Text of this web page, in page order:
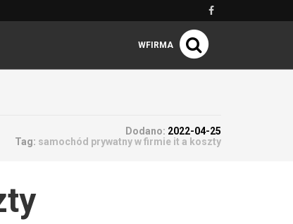
WFIRMA
Dodano: 2022-04-25
Tag: samochód prywatny w firmie it a koszty